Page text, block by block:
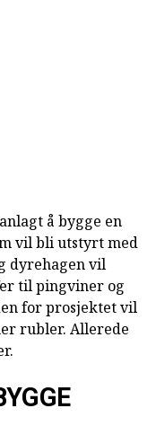
å bygge en
vil bli utstyrt med
dyrehagen vil
til pingviner og
for prosjektet vil
rubler. Allerede